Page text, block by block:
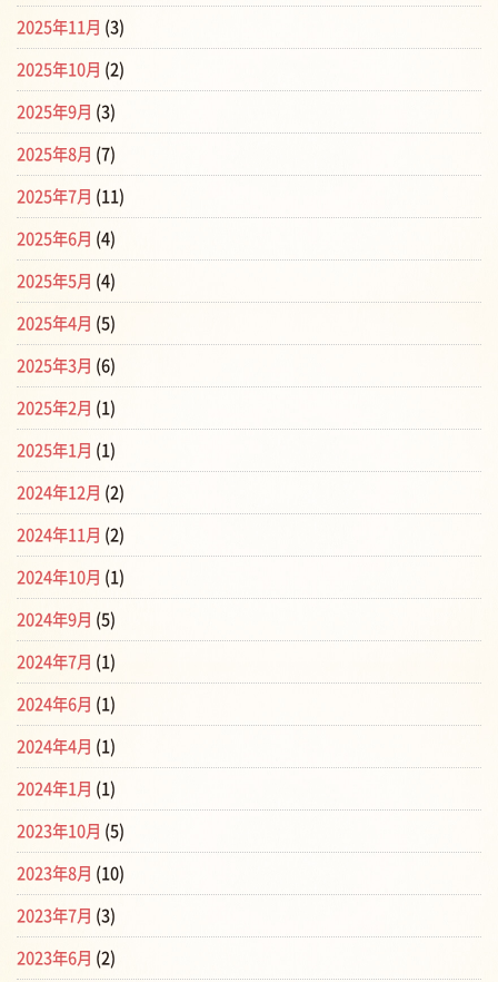
2025年11月 (3)
2025年10月 (2)
2025年9月 (3)
2025年8月 (7)
2025年7月 (11)
2025年6月 (4)
2025年5月 (4)
2025年4月 (5)
2025年3月 (6)
2025年2月 (1)
2025年1月 (1)
2024年12月 (2)
2024年11月 (2)
2024年10月 (1)
2024年9月 (5)
2024年7月 (1)
2024年6月 (1)
2024年4月 (1)
2024年1月 (1)
2023年10月 (5)
2023年8月 (10)
2023年7月 (3)
2023年6月 (2)